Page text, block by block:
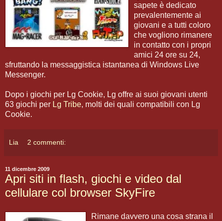
sapete è dedicato
prevalentemente ai
giovani e a tutti coloro
che vogliono rimanere
in contatto con i propri
amici 24 ore su 24,
sfruttando la messaggistica istantanea di Windows Live
Messenger.
Dopo i giochi per Lg Cookie, Lg offre ai suoi giovani utenti
63 giochi per Lg Tribe, molti dei quali compatibili con Lg
Cookie.
Lia 2 commenti:
11 dicembre 2009
Apri siti in flash, giochi e video dal
cellulare col browser SkyFire
Rimane davvero una cosa strana il